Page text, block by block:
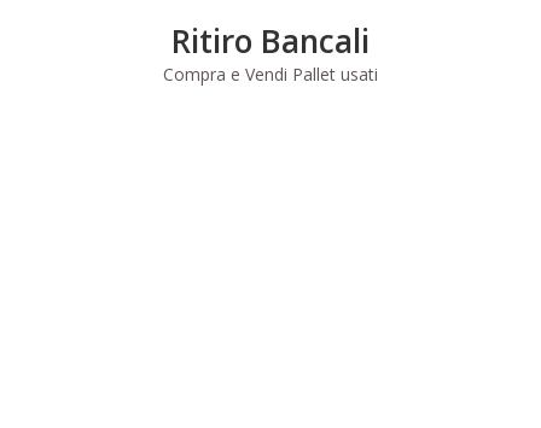
Ritiro Bancali
Compra e Vendi Pallet usati